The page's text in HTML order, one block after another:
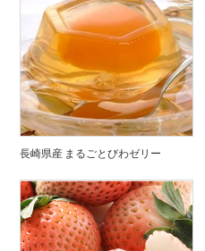
長崎県産 まるごとびわゼリー